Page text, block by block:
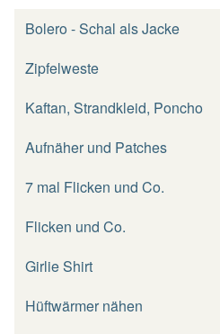
Bolero - Schal als Jacke
Zipfelweste
Kaftan, Strandkleid, Poncho
Aufnäher und Patches
7 mal Flicken und Co.
Flicken und Co.
Girlie Shirt
Hüftwärmer nähen